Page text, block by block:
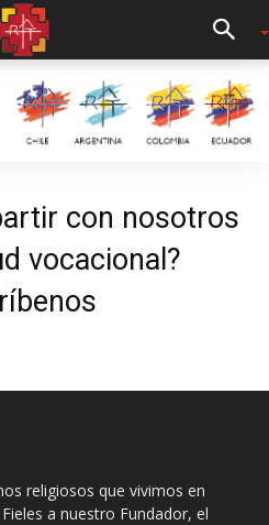
con nosotros
vocacional?
religiosos que vivimos en
a nuestro Fundador, el